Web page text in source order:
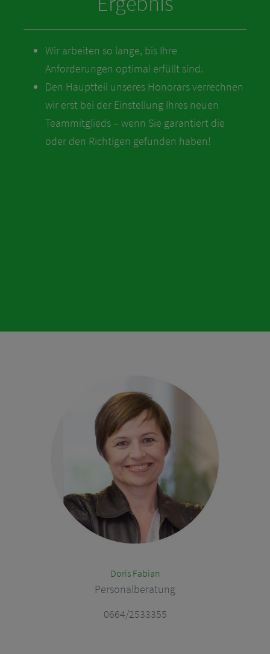
Wir arbeiten so lange, bis Ihre
Anforderungen optimal erfüllt sind.
Den Hauptteil unseres Honorars verrechnen
wir erst bei der Einstellung Ihres neuen
Teammitglieds – wenn Sie garantiert die
oder den Richtigen gefunden haben!
Doris Fabian
Personalberatung
0664/2533355